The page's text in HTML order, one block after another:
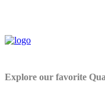
Explore our favorite